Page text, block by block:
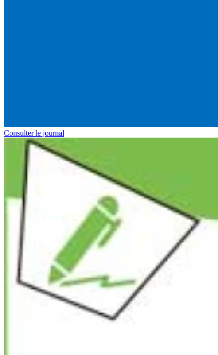
Consulter le journal